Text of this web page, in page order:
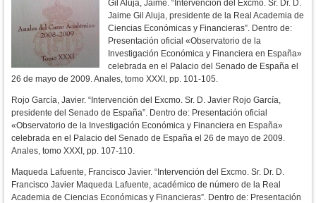
Gil Aluja, Jaime. “Intervención del Excmo. Sr. Dr. D.
Jaime Gil Aluja, presidente de la Real Academia de
Ciencias Económicas y Financieras”. Dentro de:
Presentación oficial «Observatorio de la
Investigación Económica y Financiera en España»
celebrada en el Palacio del Senado de España el
26 de mayo de 2009. Anales, tomo XXXI, pp. 101-105.
Rojo García, Javier. “Intervención del Excmo. Sr. D. Javier Rojo García,
presidente del Senado de España”. Dentro de: Presentación oficial
«Observatorio de la Investigación Económica y Financiera en España»
celebrada en el Palacio del Senado de España el 26 de mayo de 2009.
Anales, tomo XXXI, pp. 107-110.
Maqueda Lafuente, Francisco Javier. “Intervención del Excmo. Sr. Dr. D.
Francisco Javier Maqueda Lafuente, académico de número de la Real
Academia de Ciencias Económicas y Financieras”. Dentro de: Presentación